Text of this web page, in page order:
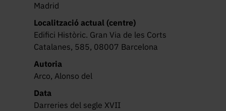
Madrid
Localització actual (centre)
Edifici Històric. Gran Via de les Corts
Catalanes, 585, 08007 Barcelona
Autoria
Arco, Alonso del
Data
Darreries del segle XVII